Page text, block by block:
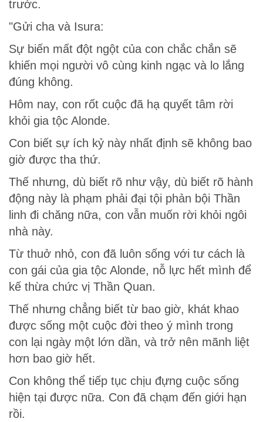
trước.
"Gửi cha và Isura:
Sự biến mất đột ngột của con chắc chắn sẽ
khiến mọi người vô cùng kinh ngạc và lo lắng
đúng không.
Hôm nay, con rốt cuộc đã hạ quyết tâm rời
khỏi gia tộc Alonde.
Con biết sự ích kỷ này nhất định sẽ không bao
giờ được tha thứ.
Thế nhưng, dù biết rõ như vậy, dù biết rõ hành
động này là phạm phải đại tội phản bội Thần
linh đi chăng nữa, con vẫn muốn rời khỏi ngôi
nhà này.
Từ thuở nhỏ, con đã luôn sống với tư cách là
con gái của gia tộc Alonde, nỗ lực hết mình để
kế thừa chức vị Thần Quan.
Thế nhưng chẳng biết từ bao giờ, khát khao
được sống một cuộc đời theo ý mình trong
con lại ngày một lớn dần, và trở nên mãnh liệt
hơn bao giờ hết.
Con không thể tiếp tục chịu đựng cuộc sống
hiện tại được nữa. Con đã chạm đến giới hạn
rồi.